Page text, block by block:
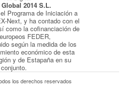
2014 S.L.
Programa de Iniciación a
Next, y ha contado con el
como la cofinanciación de
FEDER,
según la medida de los
económico de esta
y de Estapaña en su
conjunto.
los derechos reservados